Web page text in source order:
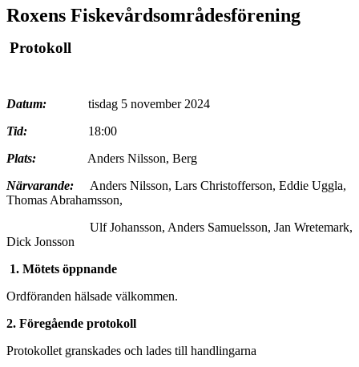
Roxens Fiskevårdsområdesförening
Protokoll
Datum: tisdag 5 november 2024
Tid: 18:00
Plats: Anders Nilsson, Berg
Närvarande: Anders Nilsson, Lars Christofferson, Eddie Uggla,
Thomas Abrahamsson,
Ulf Johansson, Anders Samuelsson, Jan Wretemark,
Dick Jonsson
1. Mötets öppnande
Ordföranden hälsade välkommen.
2. Föregående protokoll
Protokollet granskades och lades till handlingarna